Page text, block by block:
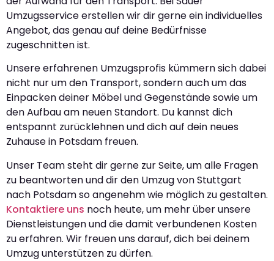
Umzugsservice erstellen wir dir gerne ein individuelles
Angebot, das genau auf deine Bedürfnisse
zugeschnitten ist.
Unsere erfahrenen Umzugsprofis kümmern sich dabei
nicht nur um den Transport, sondern auch um das
Einpacken deiner Möbel und Gegenstände sowie um
den Aufbau am neuen Standort. Du kannst dich
entspannt zurücklehnen und dich auf dein neues
Zuhause in Potsdam freuen.
Unser Team steht dir gerne zur Seite, um alle Fragen
zu beantworten und dir den Umzug von Stuttgart
nach Potsdam so angenehm wie möglich zu gestalten.
Kontaktiere uns noch heute, um mehr über unsere
Dienstleistungen und die damit verbundenen Kosten
zu erfahren. Wir freuen uns darauf, dich bei deinem
Umzug unterstützen zu dürfen.